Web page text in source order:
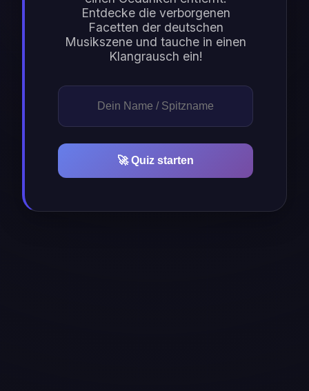
Entdecke die verborgenen
Facetten der deutschen
Musikszene und tauche in einen
Klangrausch ein!
🚀 Quiz starten